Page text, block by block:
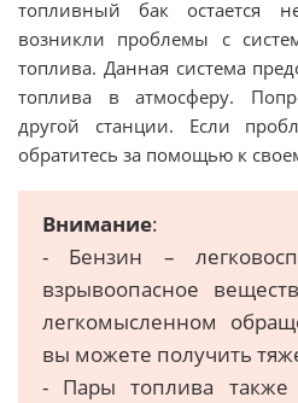
топливный бак остается
возникли проблемы с
топлива. Данная система
топлива в атмосферу.
другой станции. Если
обратитесь за помощью к
Внимание:
- Бензин –
взрывоопасное
легкомысленном
вы можете получить
- Пары топлива также